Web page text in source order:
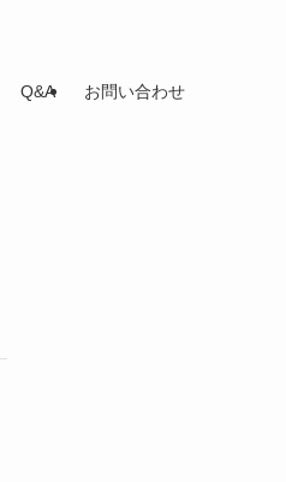
Q&A お問い合わせ